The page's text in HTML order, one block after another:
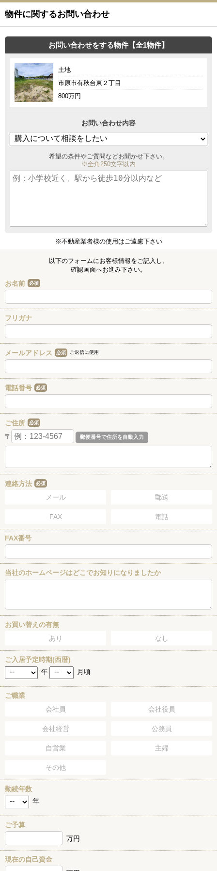
物件に関するお問い合わせ
お問い合わせをする物件【全1物件】
土地
市原市有秋台東２丁目
800万円
お問い合わせ内容
希望の条件やご質問などお聞かせ下さい。
※全角250文字以内
※不動産業者様の使用はご遠慮下さい
以下のフォームにお客様情報をご記入し、
確認画面へお進み下さい。
お名前 必須
フリガナ
メールアドレス 必須 ご返信に使用
電話番号 必須
ご住所 必須
〒
連絡方法 必須
メール 郵送
FAX 電話
FAX番号
当社のホームページはどこでお知りになりましたか
お買い替えの有無
あり
なし
ご入居予定時期(西暦)
年
月頃
ご職業
会社員
会社役員
会社経営 公務員
自営業 主婦
その他
勤続年数
年
ご予算
万円
現在の自己資金